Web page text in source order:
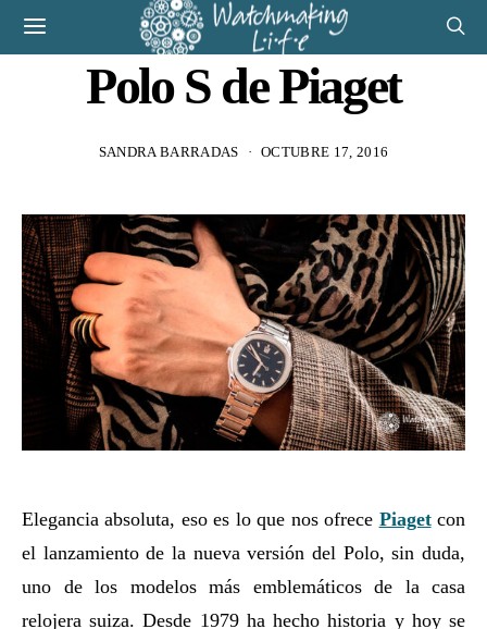
Polo S de Piaget
SANDRA BARRADAS OCTUBRE 17, 2016
Elegancia absoluta, eso es lo que nos ofrece Piagetcon
el lanzamiento de la nueva versión del Polo, sin duda,
uno de los modelos más emblemáticos de la casa
relojera suiza. Desde 1979 ha hecho historia y hoy se